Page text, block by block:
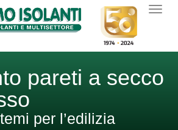
pareti a secco
per l’edilizia